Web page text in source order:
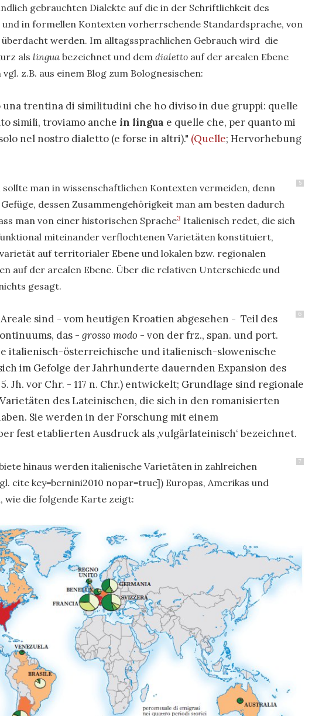
gebrauchten Dialekte auf die in der Schriftlichkeit des
in formellen Kontexten vorherrschende Standardsprache, von
werden. Im alltagssprachlichen Gebrauch wird die
als lingua bezeichnet und dem dialetto auf der arealen Ebene
z.B. aus einem Blog zum Bolognesischen:
una trentina di similitudini che ho diviso in due gruppi: quelle
simili, troviamo anche in lingua e quelle che, per quanto mi
nel nostro dialetto (e forse in altri)." (Quelle; Hervorhebung
5
sollte man in wissenschaftlichen Kontexten vermeiden, denn
dessen Zusammengehörigkeit man am besten dadurch
man von einer historischen Sprache3 Italienisch redet, die sich
miteinander verflochtenen Varietäten konstituiert,
auf territorialer Ebene und lokalen bzw. regionalen
auf der arealen Ebene. Über die relativen Unterschiede und
gesagt.
6
sind - vom heutigen Kroatien abgesehen - Teil des
das - grosso modo - von der frz., span. und port.
italienisch-österreichische und italienisch-slowenische
im Gefolge der Jahrhunderte dauernden Expansion des
5. Jh. vor Chr. - 117 n. Chr.) entwickelt; Grundlage sind regionale
des Lateinischen, die sich in den romanisierten
Sie werden in der Forschung mit einem
fest etablierten Ausdruck als ‚vulgärlateinisch‘ bezeichnet.
7
hinaus werden italienische Varietäten in zahlreichen
cite key=bernini2010 nopar=true]) Europas, Amerikas und
wie die folgende Karte zeigt: